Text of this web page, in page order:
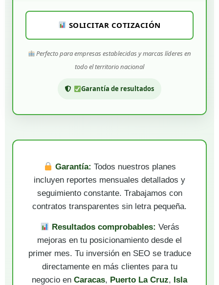
SOLICITAR COTIZACIÓN
Perfecto para empresas establecidas y marcas líderes en
todo el territorio nacional
Garantía de resultados
Garantía: Todos nuestros planes
incluyen reportes mensuales detallados y
seguimiento constante. Trabajamos con
contratos transparentes sin letra pequeña.
Resultados comprobables: Verás
mejoras en tu posicionamiento desde el
primer mes. Tu inversión en SEO se traduce
directamente en más clientes para tu
negocio en Caracas, Puerto La Cruz, Isla